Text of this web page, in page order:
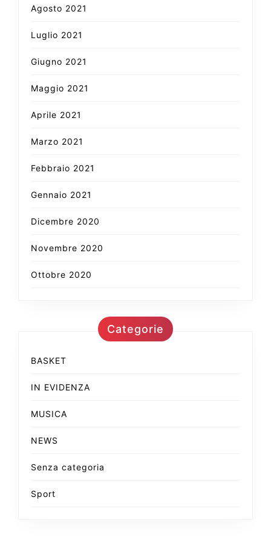
Agosto 2021
Luglio 2021
Giugno 2021
Maggio 2021
Aprile 2021
Marzo 2021
Febbraio 2021
Gennaio 2021
Dicembre 2020
Novembre 2020
Ottobre 2020
Categorie
BASKET
IN EVIDENZA
MUSICA
NEWS
Senza categoria
Sport